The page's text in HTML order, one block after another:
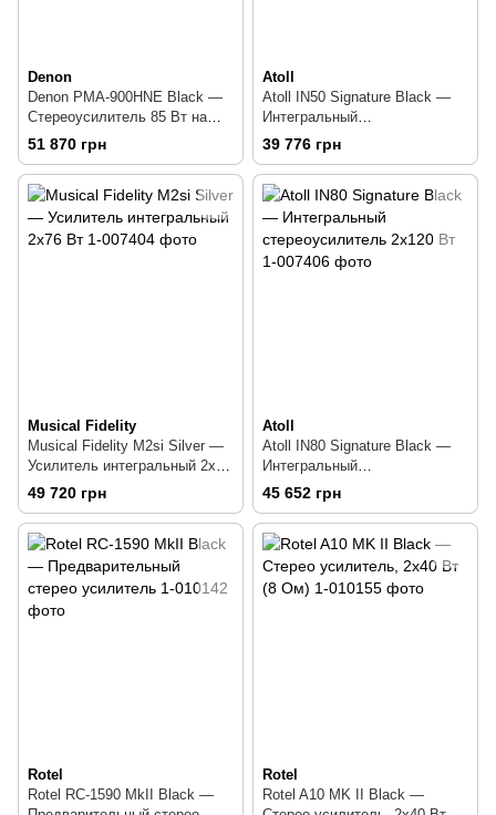
Denon
Denon PMA-900HNE Black —
Стереоусилитель 85 Вт на
канал со встроенным
фонокорректором
51 870 грн
Atoll
Atoll IN50 Signature Black —
Интегральный
стереоусилитель 100 Вт
39 776 грн
Musical Fidelity
Musical Fidelity M2si Silver —
Усилитель интегральный 2x76
Вт
49 720 грн
Atoll
Atoll IN80 Signature Black —
Интегральный
стереоусилитель 2x120 Вт
45 652 грн
Rotel
Rotel RC-1590 MkII Black —
Rotel
Rotel A10 MK II Black —